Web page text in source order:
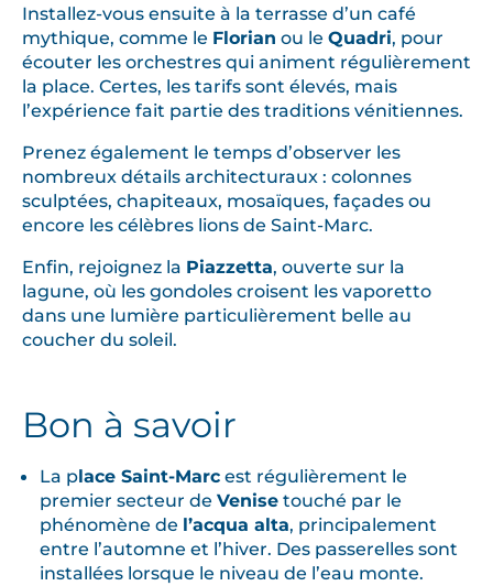
Installez-vous ensuite à la terrasse d’un café
mythique, comme le Florian ou le Quadri, pour
écouter les orchestres qui animent régulièrement
la place. Certes, les tarifs sont élevés, mais
l’expérience fait partie des traditions vénitiennes.
Prenez également le temps d’observer les
nombreux détails architecturaux : colonnes
sculptées, chapiteaux, mosaïques, façades ou
encore les célèbres lions de Saint-Marc.
Enfin, rejoignez la Piazzetta, ouverte sur la
lagune, où les gondoles croisent les vaporetto
dans une lumière particulièrement belle au
coucher du soleil.
Bon à savoir
La place Saint-Marc est régulièrement le
premier secteur deVenise touché par le
phénomène de l’acqua alta, principalement
entre l’automne et l’hiver. Des passerelles sont
installées lorsque le niveau de l’eau monte.